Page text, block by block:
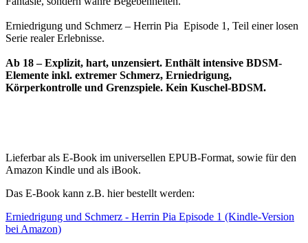
Erniedrigung und Schmerz – Herrin Pia Episode 1, Teil einer losen
Serie realer Erlebnisse.
Ab 18 – Explizit, hart, unzensiert. Enthält intensive BDSM-
Elemente inkl. extremer Schmerz, Erniedrigung,
Körperkontrolle und Grenzspiele. Kein Kuschel-BDSM.
Lieferbar als E-Book im universellen EPUB-Format, sowie für den
Amazon Kindle und als iBook.
Das E-Book kann z.B. hier bestellt werden:
Erniedrigung und Schmerz - Herrin Pia Episode 1 (Kindle-Version
bei Amazon)